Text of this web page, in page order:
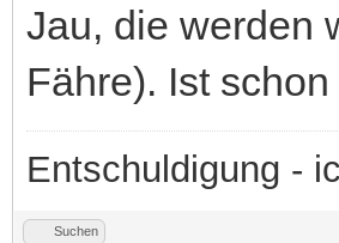
Jau, die werden
Fähre). Ist
Entschuldigung -
Suchen